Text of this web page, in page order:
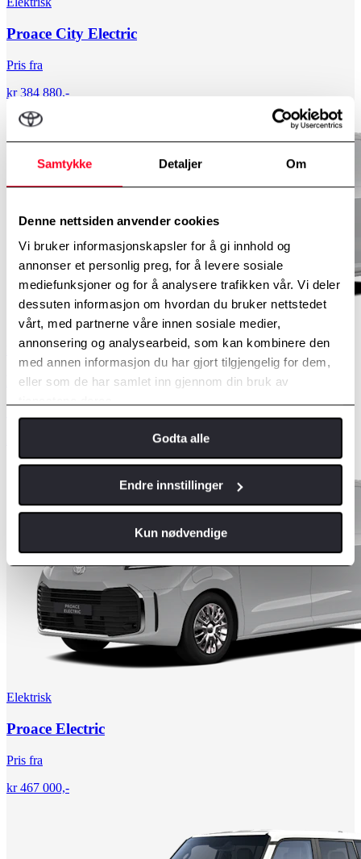
Samtykke Detaljer Om
Denne nettsiden anvender cookies
Vi bruker informasjonskapsler for å gi innhold og
annonser et personlig preg, for å levere sosiale
mediefunksjoner og for å analysere trafikken vår. Vi deler
dessuten informasjon om hvordan du bruker nettstedet
vårt, med partnerne våre innen sosiale medier,
annonsering og analysearbeid, som kan kombinere den
med annen informasjon du har gjort tilgjengelig for dem,
eller som de har samlet inn gjennom din bruk av
Godta alle
Endre innstillinger
Kun nødvendige
Proace City Electric
Pris fra
kr 384 880,-
Diesel
Proace
Elektrisk
Proace Electric
Pris fra
kr 467 000,-